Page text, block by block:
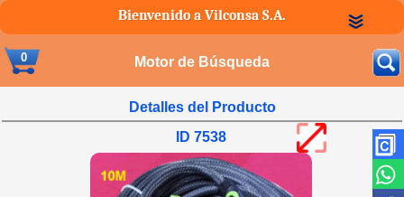
Bienvenido a Vilconsa S.A.
0 Motor de Búsqueda
Detalles del Producto
ID 7538